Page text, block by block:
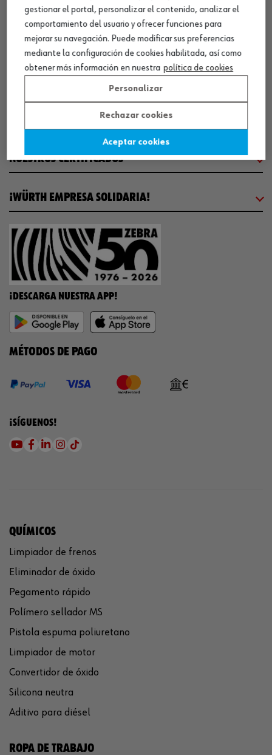
CENTRO LOGÍSTICO / MUSEO
SOBRE WÜRTH
NUESTROS CERTIFICADOS
¡WÜRTH EMPRESA SOLIDARIA!
¡DESCARGA NUESTRA APP!
MÉTODOS DE PAGO
¡SÍGUENOS!
QUÍMICOS
Limpiador de frenos
Eliminador de óxido
Pegamento rápido
Polímero sellador MS
Pistola espuma poliuretano
Limpiador de motor
Convertidor de óxido
Silicona neutra
Aditivo para diésel
ROPA DE TRABAJO
gestionar el portal, personalizar el contenido, analizar el
comportamiento del usuario y ofrecer funciones para
mejorar su navegación. Puede modificar sus preferencias
mediante la configuración de cookies habilitada, así como
obtener más información en nuestra política de cookies
Personalizar
Rechazar cookies
Aceptar cookies